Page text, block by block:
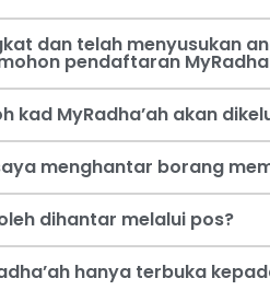
dan telah menyusukan
pendaftaran
kad MyRadha’ah akan
menghantar borang
dihantar melalui pos?
hanya terbuka